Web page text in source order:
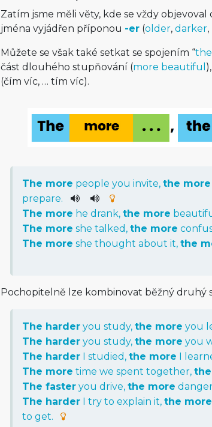
Zatím jsme měli věty, kde se vždy
jména vyjádřen příponou -er(older, darker,
Můžete se však také setkat se spojením “
část dlouhého stupňování (more beautiful
(čím víc, … tím víc).
The more people you invite, the more
prepare.
The more he drank, the more
The more she talked , the more
The more she thought about it, the
Pochopitelně lze kombinovat běžný druhý
The harder you study, the more you
The harder you study, the more you
The harder I studied , the more I
The more time we spent together, the
The faster you drive, the more
The harder I try to explain it, the more
to get.